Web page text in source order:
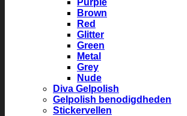
Purple
Brown
Red
Glitter
Green
Metal
Grey
Nude
Diva Gelpolish
Gelpolish benodigdheden
Stickervellen